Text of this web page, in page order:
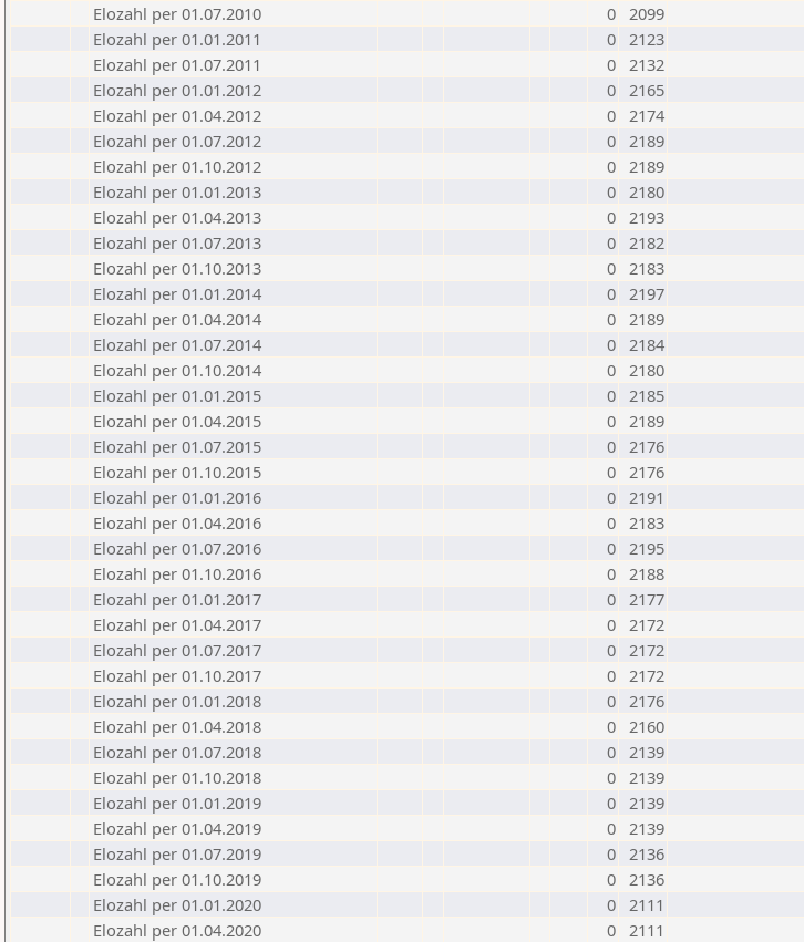
Elozahl per 01.07.2010
0 2099
Elozahl per 01.01.2011
0 2123
Elozahl per 01.07.2011
0 2132
Elozahl per 01.01.2012
0 2165
Elozahl per 01.04.2012
0 2174
Elozahl per 01.07.2012
0 2189
Elozahl per 01.10.2012
0 2189
Elozahl per 01.01.2013
0 2180
Elozahl per 01.04.2013
0 2193
Elozahl per 01.07.2013
0 2182
Elozahl per 01.10.2013
0 2183
Elozahl per 01.01.2014
0 2197
Elozahl per 01.04.2014
0 2189
Elozahl per 01.07.2014
0 2184
Elozahl per 01.10.2014
0 2180
Elozahl per 01.01.2015
0 2185
Elozahl per 01.04.2015
0 2189
Elozahl per 01.07.2015
0 2176
Elozahl per 01.10.2015
0 2176
Elozahl per 01.01.2016
0 2191
Elozahl per 01.04.2016
0 2183
Elozahl per 01.07.2016
0 2195
Elozahl per 01.10.2016
0 2188
Elozahl per 01.01.2017
0 2177
Elozahl per 01.04.2017
0 2172
Elozahl per 01.07.2017
0 2172
Elozahl per 01.10.2017
0 2172
Elozahl per 01.01.2018
0 2176
Elozahl per 01.04.2018
0 2160
Elozahl per 01.07.2018
0 2139
Elozahl per 01.10.2018
0 2139
Elozahl per 01.01.2019
0 2139
Elozahl per 01.04.2019
0 2139
Elozahl per 01.07.2019
0 2136
Elozahl per 01.10.2019
0 2136
Elozahl per 01.01.2020
0 2111
Elozahl per 01.04.2020
0 2111